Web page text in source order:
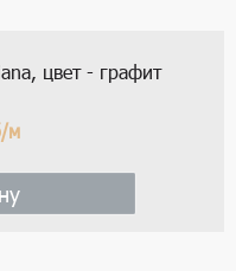
цвет - графит
м